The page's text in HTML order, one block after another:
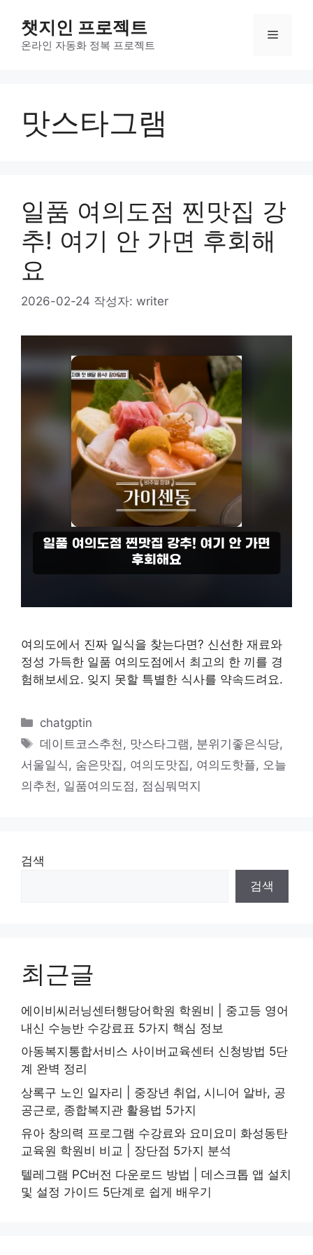
챗지인 프로젝트
온라인 자동화 정복 프로젝트
메
맛스타그램
일품 여의도점 찐맛집 강
추! 여기 안 가면 후회해
요
2026-02-24 작성자: writer
여의도에서 진짜 일식을 찾는다면? 신선한 재료와
정성 가득한 일품 여의도점에서 최고의 한 끼를 경
험해보세요. 잊지 못할 특별한 식사를 약속드려요.
카
테
고
리
chatgptin
태
그
데이트코스추천 , 맛스타그램 , 분위기좋은식당,
서울일식 , 숨은맛집 , 여의도맛집 , 여의도핫플, 오늘
의추천 , 일품여의도점 , 점심뭐먹지
검색
검색
최근글
에이비씨러닝센터행당어학원 학원비 | 중고등 영어
내신 수능반 수강료표 5가지 핵심 정보
아동복지통합서비스 사이버교육센터 신청방법 5단
계 완벽 정리
상록구 노인 일자리 | 중장년 취업, 시니어 알바, 공
공근로, 종합복지관 활용법 5가지
유아 창의력 프로그램 수강료와 요미요미 화성동탄
교육원 학원비 비교 | 장단점 5가지 분석
텔레그램 PC버전 다운로드 방법 | 데스크톱 앱 설치
및 설정 가이드 5단계로 쉽게 배우기